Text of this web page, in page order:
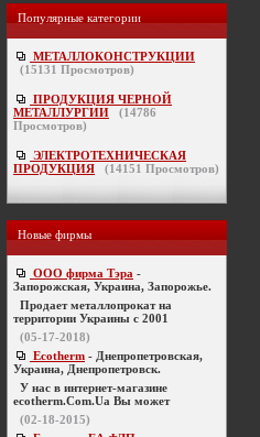
Популярные категории
МЕТАЛЛОКОНСТРУКЦИИ
(15131 Просмотров)
ПРОДУКЦИЯ ЧЕРНОЙ
МЕТАЛЛУРГИИ
(14786
Просмотров)
ЭЛЕКТРОТЕХНИЧЕСКАЯ
ПРОДУКЦИЯ
(14151 Просмотров)
Новые фирмы
ООО фирма Тэра -
Запорожская, Украина, Запорожье.
Продает металлопрокат на
территории Украины с 2001
(05-17-2018)
Ecotherm - Днепропетровская,
Украина, Днепропетровск.
У нас в интернет-магазине
ecotherm.Com.Ua Вы может
(02-18-2015)